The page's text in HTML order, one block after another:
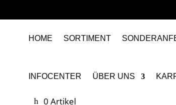
HOME SORTIMENT
INFOCENTER ÜBER UNS
0 Artikel